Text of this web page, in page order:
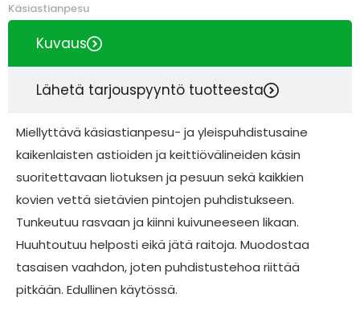
Käsiastianpesu
Kuvaus
Lähetä tarjouspyyntö tuotteesta
Miellyttävä käsiastianpesu- ja yleispuhdistusaine
kaikenlaisten astioiden ja keittiövälineiden käsin
suoritettavaan liotuksen ja pesuun sekä kaikkien
kovien vettä sietävien pintojen puhdistukseen.
Tunkeutuu rasvaan ja kiinni kuivuneeseen likaan.
Huuhtoutuu helposti eikä jätä raitoja. Muodostaa
tasaisen vaahdon, joten puhdistustehoa riittää
pitkään. Edullinen käytössä.